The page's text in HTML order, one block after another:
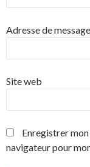
Adresse de
Site web
Enregistrer
navigateur pour